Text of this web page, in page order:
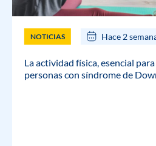
NOTICIAS Hace 2
La actividad física, esencial
personas con síndrome de